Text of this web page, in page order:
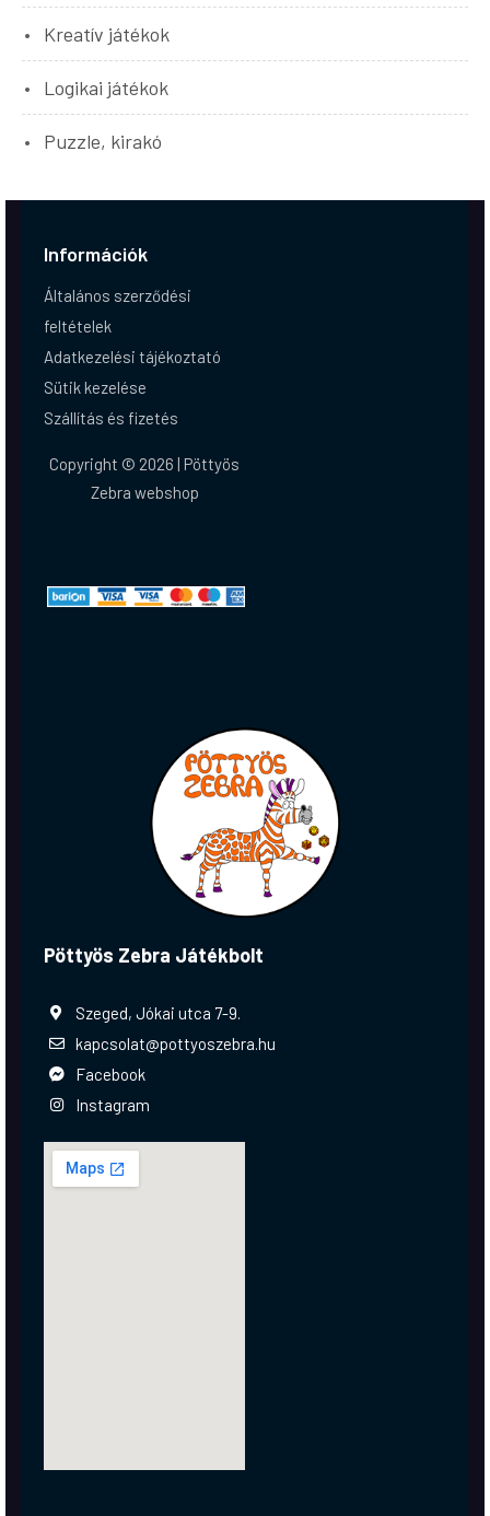
Kreatív játékok
Logikai játékok
Puzzle, kirakó
Információk
Általános szerződési
feltételek
Adatkezelési tájékoztató
Sütik kezelése
Szállítás és fizetés
Copyright © 2026 | Pöttyös
Zebra webshop
Pöttyös Zebra Játékbolt
Szeged, Jókai utca 7-9.
kapcsolat@pottyoszebra.hu
Facebook
Instagram